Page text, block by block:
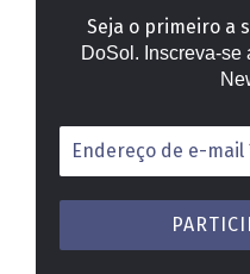
Seja o primeiro a
DoSol. Inscreva-se
Endereço
de
e-
mail